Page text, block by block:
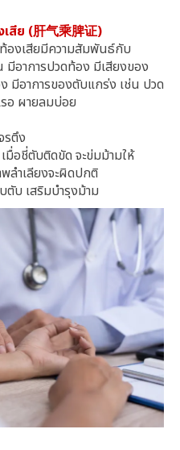
สีย (肝气乘脾证)
ท้องเสียมีความสัมพันธ์กับ
อาการปวดท้อง มีเสียงของ
มีอาการของตับแกร่ง เช่น ปวด
รอ ผายลมบ่อย
รตึง
เมื่อชี่ตับติดขัด จะข่มม้ามให้
ลำเลียงจะผิดปกติ
ตับ เสริมบำรุงม้าม